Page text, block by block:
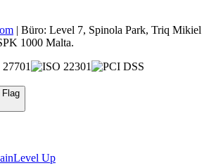
| Büro: Level 7, Spinola Park, Triq Mikiel
1000 Malta.
Level Up